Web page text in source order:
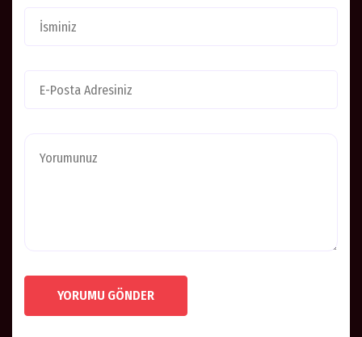
YORUMU GÖNDER